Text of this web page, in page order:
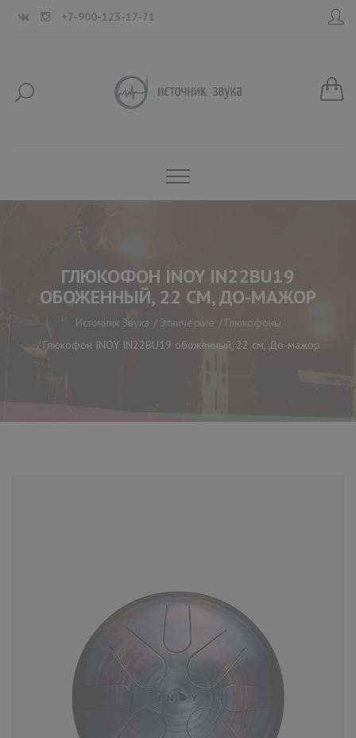
+7-900-123-17-71
ГЛЮКОФОН INOY IN22BU19
ОБОЖЕННЫЙ, 22 СМ, ДО-МАЖОР
Источник Звука Этнические
Глюкофоны
Глюкофон INOY IN22BU19 обоженный, 22 см, До-мажор